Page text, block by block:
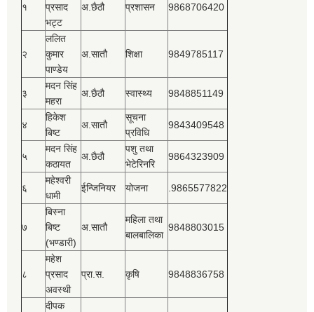
१
प्रसाद
भट्ट
अ.छैठौ प्रशासन 9868706420
२
ललित
कुमार
पाण्डेय
अ.सातौ शिक्षा 9849785117
३
मदन सिंह
महरा
अ.छैठौ स्वास्थ्य 9848851149
४
हिकेश
बिष्‍ट
अ.सातौ
सूचना
प्रविधि
9843409548
५
मदन सिंह
कठायत
अ.छैठौ
पशु तथा
भेटेरिनरि
9864323909
६
महेश्‍वरी
धामी
ईन्जिनियर योजना .9865577822
७
बिस्‍ना
बिष्‍ट
(भण्डारी)
अ.सातौ
महिला तथा
बालबालिका
9848803015
८
महेश
प्रसाद
अवस्थी
प्रा.स. कृषि 9848836758
दीपक